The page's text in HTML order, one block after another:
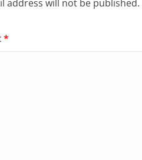
address will not be published.
*